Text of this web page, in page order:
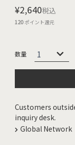
¥2,640税込
120ポイント還元
Customers
inquiry desk.
Global Network